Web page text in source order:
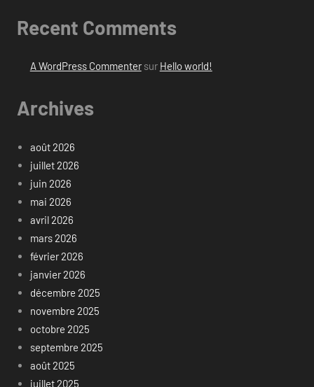
Recent Comments
A WordPress Commentersur Hello world!
Archives
août 2026
juillet 2026
juin 2026
mai 2026
avril 2026
mars 2026
février 2026
janvier 2026
décembre 2025
novembre 2025
octobre 2025
septembre 2025
août 2025
juillet 2025